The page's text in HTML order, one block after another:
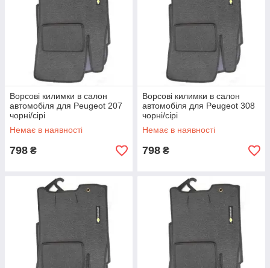
Ворсові килимки в салон
автомобіля для Peugeot 207
чорні/сірі
Немає в наявності
798 ₴
Ворсові килимки в салон
автомобіля для Peugeot 308
чорні/сірі
Немає в наявності
798 ₴